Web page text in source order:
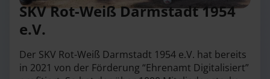
SKV Rot-Weiß Darmstadt 1954
e.V.
Der SKV Rot-Weiß Darmstadt 1954 e.V. hat bereits
in 2021 von der Förderung “Ehrenamt Digitalisiert”